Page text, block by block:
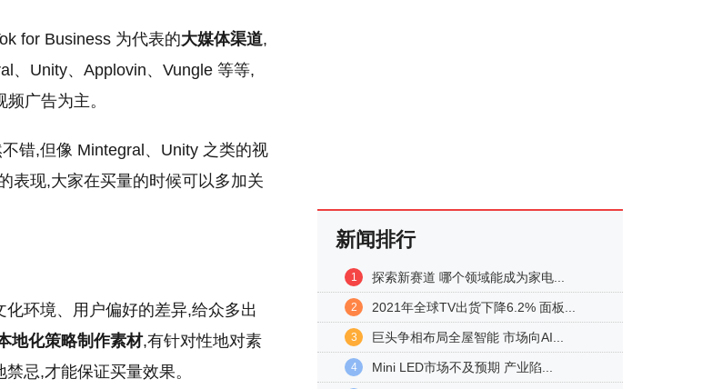
for Business 为代表的大媒体渠道,
、Unity、Applovin、Vungle 等等,
广告为主。
错,但像 Mintegral、Unity 之类的视
表现,大家在买量的时候可以多加关
环境、用户偏好的差异,给众多出
地化策略制作素材,有针对性地对素
忌,才能保证买量效果。
新闻排行
1 探索新赛道 哪个领域能成为家电...
2 2021年全球TV出货下降6.2% 面板...
3 巨头争相布局全屋智能 市场向AI...
4 Mini LED市场不及预期 产业陷...